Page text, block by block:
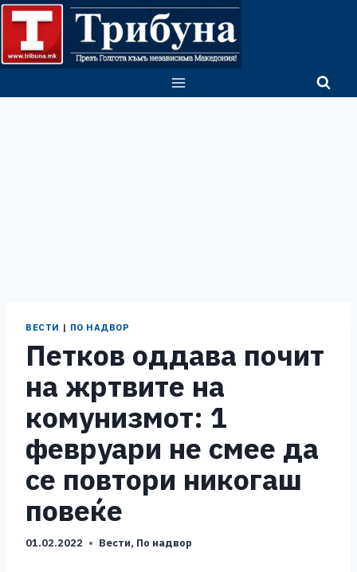
Skip
content
ВЕСТИ | ПО НАДВОР
Петков оддава почит
на жртвите на
комунизмот: 1
февруари не смее да
се повтори никогаш
повеќе
01.02.2022 Вести, По надвор